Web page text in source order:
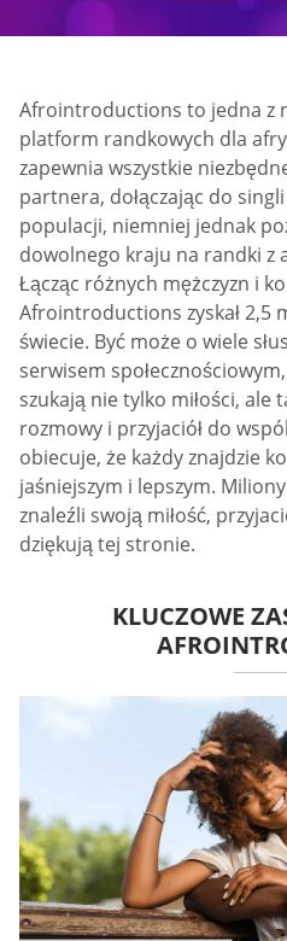
Afrointroductions to jedna z
platform randkowych dla
zapewnia wszystkie
partnera, dołączając do
populacji, niemniej jednak
dowolnego kraju na randki z
Łącząc różnych mężczyzn i
Afrointroductions zyskał 2,5
świecie. Być może o wiele
serwisem
szukają nie tylko miłości, ale
rozmowy i przyjaciół do
obiecuje, że każdy znajdzie
jaśniejszym i lepszym.
znaleźli swoją miłość,
dziękują tej stronie.
KLUCZOWE